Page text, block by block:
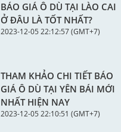
BÁO GIÁ Ô DÙ TẠI LÀO CAI
Ở ĐÂU LÀ TỐT NHẤT?
2023-12-05 22:12:57 (GMT+7)
THAM KHẢO CHI TIẾT BÁO
GIÁ Ô DÙ TẠI YÊN BÁI MỚI
NHẤT HIỆN NAY
2023-12-05 22:10:51 (GMT+7)